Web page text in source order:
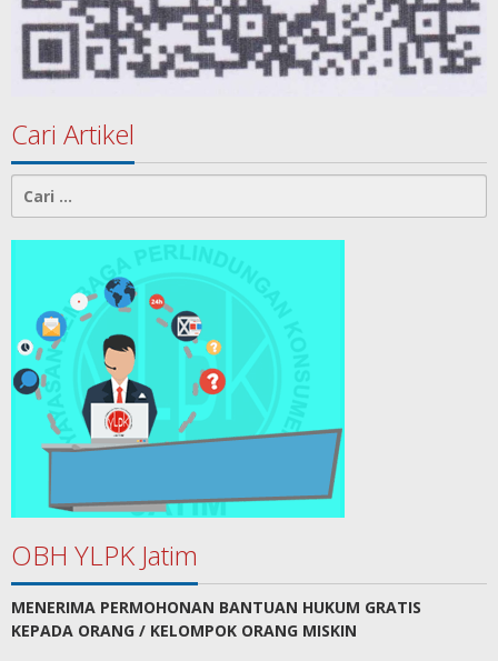
Cari Artikel
Cari
untuk:
OBH YLPK Jatim
MENERIMA PERMOHONAN BANTUAN HUKUM GRATIS
KEPADA ORANG / KELOMPOK ORANG MISKIN